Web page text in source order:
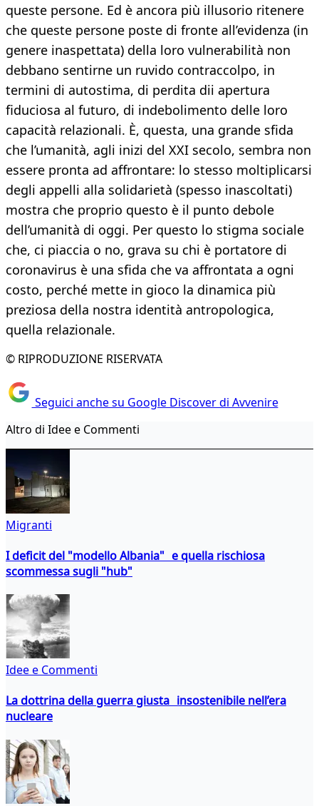
queste persone. Ed è ancora più illusorio ritenere
che queste persone poste di fronte all’evidenza (in
genere inaspettata) della loro vulnerabilità non
debbano sentirne un ruvido contraccolpo, in
termini di autostima, di perdita dii apertura
fiduciosa al futuro, di indebolimento delle loro
capacità relazionali. È, questa, una grande sfida
che l’umanità, agli inizi del XXI secolo, sembra non
essere pronta ad affrontare: lo stesso moltiplicarsi
degli appelli alla solidarietà (spesso inascoltati)
mostra che proprio questo è il punto debole
dell’umanità di oggi. Per questo lo stigma sociale
che, ci piaccia o no, grava su chi è portatore di
coronavirus è una sfida che va affrontata a ogni
costo, perché mette in gioco la dinamica più
preziosa della nostra identità antropologica,
quella relazionale.
© RIPRODUZIONE RISERVATA
Seguici anche su Google Discover di Avvenire
Altro di Idee e Commenti
Migranti
I deficit del "modello Albania" e quella rischiosa
scommessa sugli "hub"
Idee e Commenti
La dottrina della guerra giusta insostenibile nell’era
nucleare